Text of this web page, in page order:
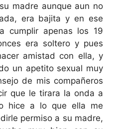
madre aunque aun no
era bajita y en ese
cumplir apenas los 19
era soltero y pues
amistad con ella, y
un apetito sexual muy
de mis compañeros
que le tirara la onda a
hice a lo que ella me
permiso a su madre,